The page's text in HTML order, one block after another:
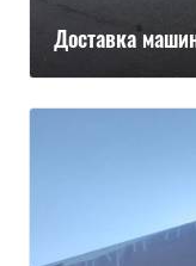
Доставка